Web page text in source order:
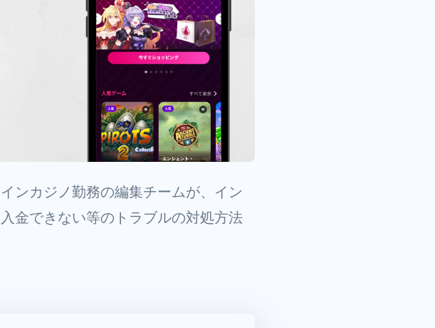
ンカジノ勤務の編集チームが、イン
金できない等のトラブルの対処方法